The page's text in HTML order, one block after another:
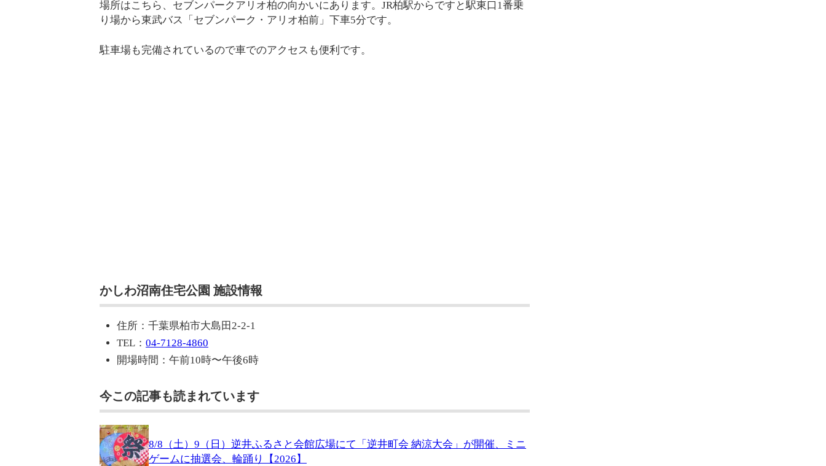
場所はこちら、セブンパークアリオ柏の向かいにあります。JR柏駅からですと駅東口1番乗
り場から東武バス「セブンパーク・アリオ柏前」下車5分です。
駐車場も完備されているので車でのアクセスも便利です。
かしわ沼南住宅公園 施設情報
住所：千葉県柏市大島田2-2-1
TEL： 04-7128-4860
開場時間：午前10時〜午後6時
今この記事も読まれています
8/8（土）9（日）逆井ふるさと会館広場にて「逆井町会 納涼大会」が開催、ミニ
ゲームに抽選会、輪踊り【2026】